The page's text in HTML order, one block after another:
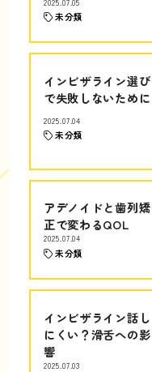
未分類
インビザライン選び
で失敗しないために
2025.07.04
未分類
アデノイドと歯列矯
正で変わるQOL
2025.07.04
未分類
インビザライン話し
にくい？滑舌への影
響
2025.07.03